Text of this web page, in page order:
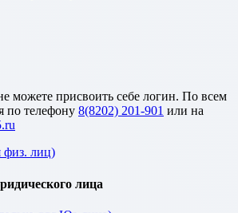
можете присвоить себе логин. По всем
по телефону 8(8202) 201-901 или на
физ. лиц)
лица